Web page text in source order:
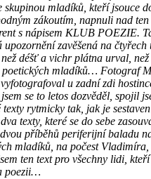
skupinou mladíků, kteří jsouce
zákoutím, napnuli nad
s nápisem KLUB POEZIE.
upozornění zavěšená na čtyřech
déšť a vichr plátna urval,
poetických mladíků… Fotograf
u zadní zdi
se to letos dozvěděl, spojil
texty rytmicky tak, jak je
texty, které se do sebe
dvou příběhů periferijní baladu
mladíků, na počest Vladimíra,
ten text pro všechny lidi,
poezii…